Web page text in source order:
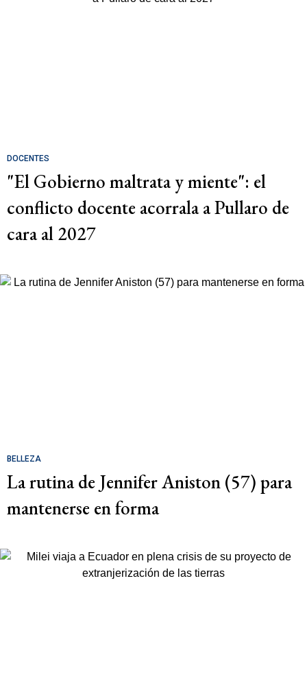
DOCENTES
"El Gobierno maltrata y miente": el
conflicto docente acorrala a Pullaro de
cara al 2027
BELLEZA
La rutina de Jennifer Aniston (57) para
mantenerse en forma